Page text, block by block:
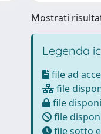
Mostrati
Legenda
file ad
file
file
file
file sotto